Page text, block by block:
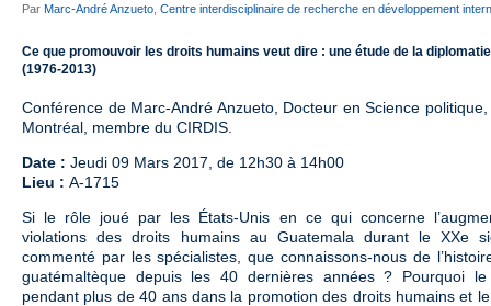
Par Marc-André Anzueto Centre interdisciplinaire de recherche en développement
Ce que promouvoir les droits humains veut dire : une étude de la
(1976-2013)
Conférence de Marc-André Anzueto, Docteur en Science
Montréal, membre du CIRDIS.
Date : Jeudi 09 Mars 2017, de 12h30 à 14h00
Lieu : A-1715
Si le rôle joué par les États-Unis en ce qui concerne
violations des droits humains au Guatemala durant le XXe
commenté par les spécialistes, que connaissons-nous de
guatémaltèque depuis les 40 dernières années ? Pourquoi le
pendant plus de 40 ans dans la promotion des droits humains et